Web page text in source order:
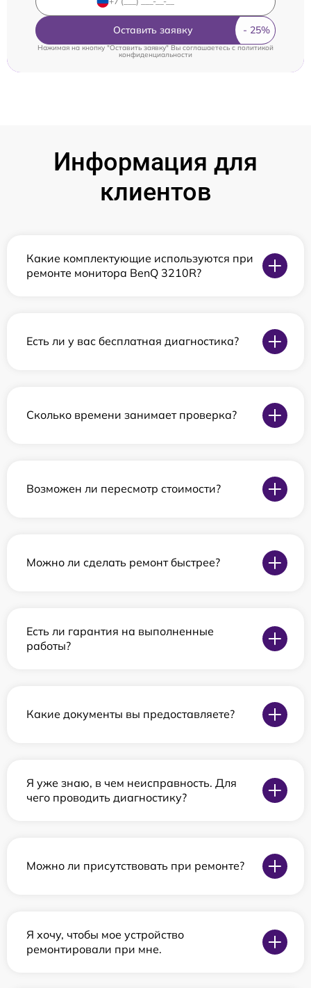
Оставить заявку
Нажимая на кнопку "Оставить заявку" Вы соглашаетесь cполитикой
конфиденциальности
Информация для
клиентов
Какие комплектующие используются при
ремонте монитора BenQ 3210R?
Есть ли у вас бесплатная диагностика?
Сколько времени занимает проверка?
Возможен ли пересмотр стоимости?
Можно ли сделать ремонт быстрее?
Есть ли гарантия на выполненные
работы?
Какие документы вы предоставляете?
Я уже знаю, в чем неисправность. Для
чего проводить диагностику?
Можно ли присутствовать при ремонте?
Я хочу, чтобы мое устройство
ремонтировали при мне.